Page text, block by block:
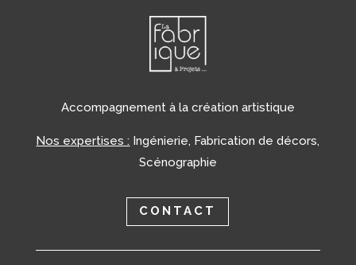
Accompagnement à la création artistique
Nos expertises : Ingénierie, Fabrication de décors,
Scénographie
CONTACT